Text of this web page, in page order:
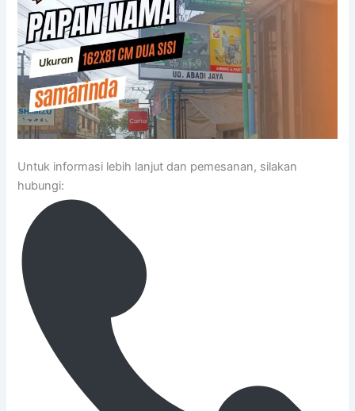
Untuk informasi lebih lanjut dan pemesanan, silakan
hubungi: